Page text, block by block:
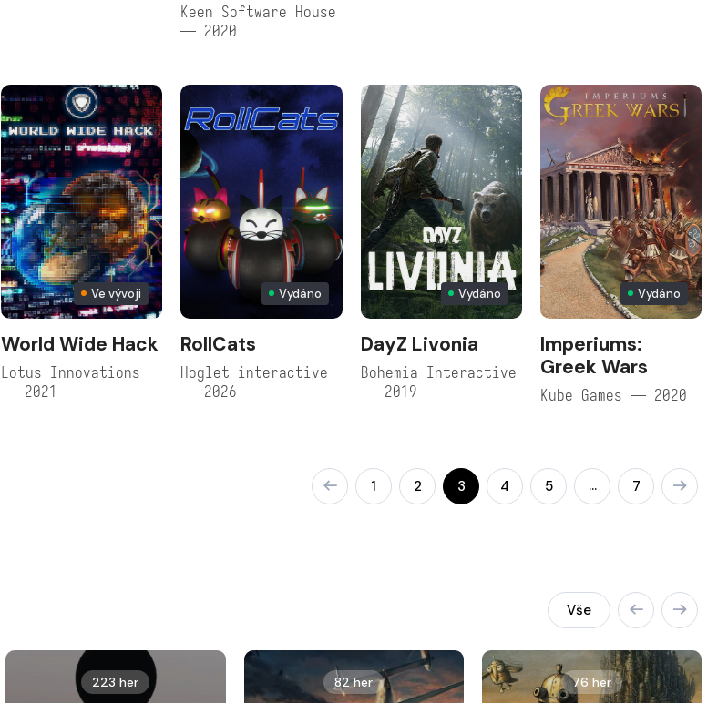
Keen Software House
— 2020
Ve vývoji
World Wide Hack
Lotus Innovations
— 2021
Vydáno
RollCats
Hoglet interactive
— 2026
Vydáno
DayZ Livonia
Bohemia Interactive
— 2019
Vydáno
Imperiums:
Greek Wars
Kube Games — 2020
1 2 3 4 5 … 7
Vše
223 her 82 her 76 her